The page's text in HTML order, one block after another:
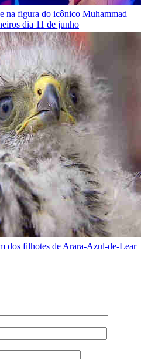
na figura do icônico Muhammad
dia 11 de junho
dos filhotes de Arara-Azul-de-Lear